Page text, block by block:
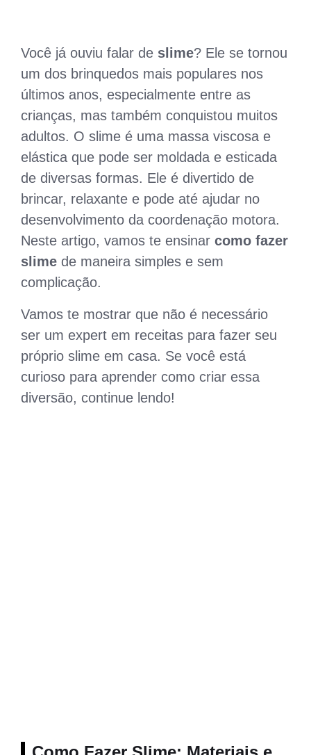
Você já ouviu falar de slime? Ele se tornou
um dos brinquedos mais populares nos
últimos anos, especialmente entre as
crianças, mas também conquistou muitos
adultos. O slime é uma massa viscosa e
elástica que pode ser moldada e esticada
de diversas formas. Ele é divertido de
brincar, relaxante e pode até ajudar no
desenvolvimento da coordenação motora.
Neste artigo, vamos te ensinar como fazer
slime de maneira simples e sem
complicação.
Vamos te mostrar que não é necessário
ser um expert em receitas para fazer seu
próprio slime em casa. Se você está
curioso para aprender como criar essa
diversão, continue lendo!